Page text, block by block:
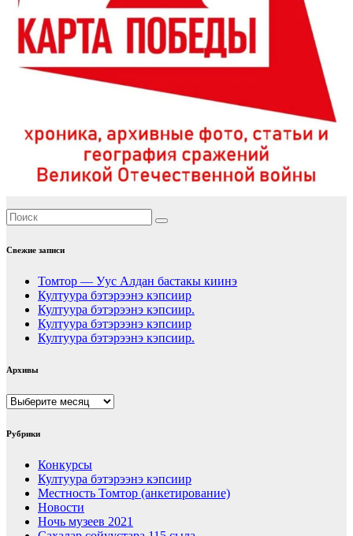
Свежие записи
Томтор — Уус Алдан бастакы киинэ
Култуура бэтэрээнэ кэпсиир
Култуура бэтэрээнэ кэпсиир.
Култуура бэтэрээнэ кэпсиир
Култуура бэтэрээнэ кэпсиир.
Архивы
Архивы
Рубрики
Конкурсы
Култуура бэтэрээнэ кэпсиир
Местность Томтор (анкетирование)
Новости
Ночь музеев 2021